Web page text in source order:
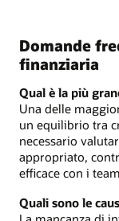
Domande
finanziaria
Qual è la più
Una delle
un equilibrio tra
necessario
appropriato,
efficace con i
Quali sono le